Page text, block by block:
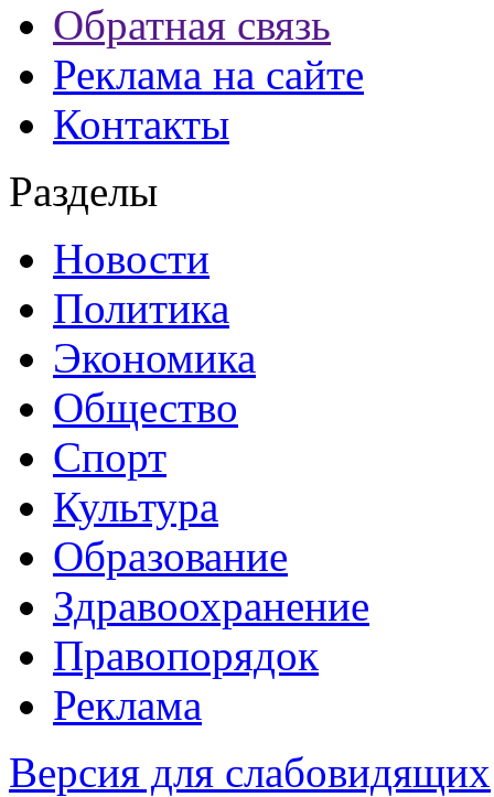
Обратная связь
Реклама на сайте
Контакты
Разделы
Новости
Политика
Экономика
Общество
Спорт
Культура
Образование
Здравоохранение
Правопорядок
Реклама
Версия для слабовидящих